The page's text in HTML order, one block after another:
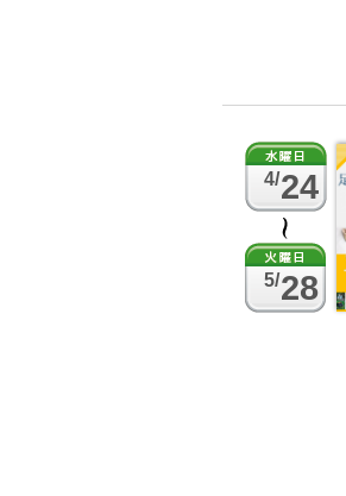
4/24
5/28